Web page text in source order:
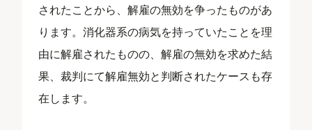
されたことから、解雇の無効を争ったものがあ
ります。消化器系の病気を持っていたことを理
由に解雇されたものの、解雇の無効を求めた結
果、裁判にて解雇無効と判断されたケースも存
在します。